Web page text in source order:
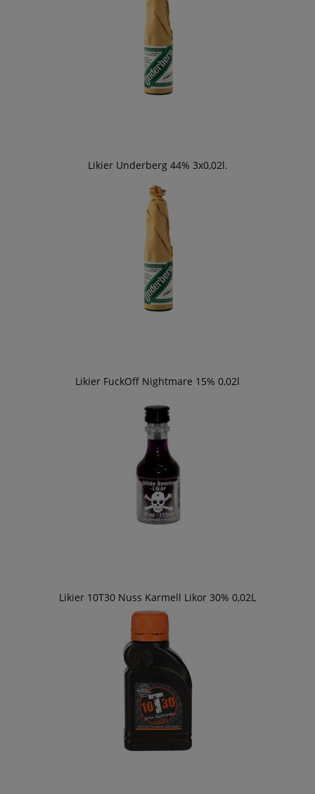
Likier Underberg 44% 3x0,02l.
Likier FuckOff Nightmare 15% 0,02l
Likier 10T30 Nuss Karmell Likor 30% 0,02L